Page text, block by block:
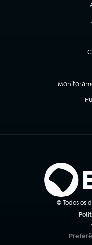
(abre em
© Todos os